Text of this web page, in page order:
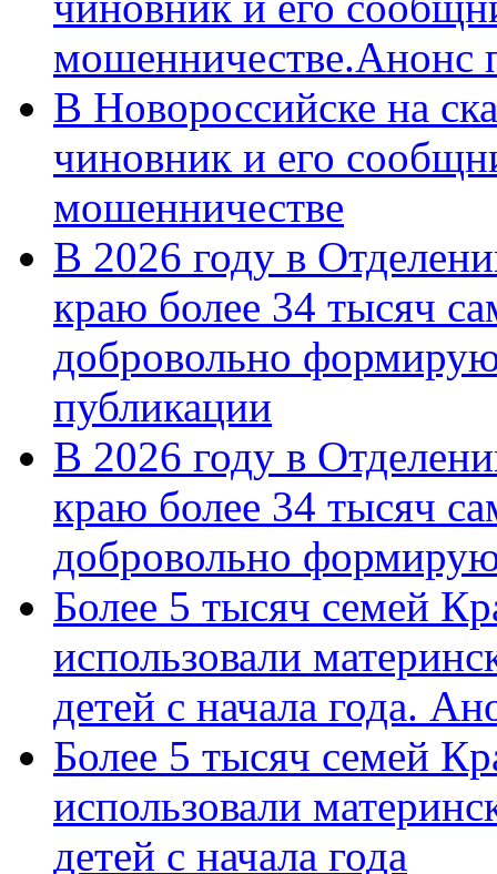
мошенничестве.Анонс
В Новороссийске на
чиновник и его
мошенничестве
В 2026 году в
краю более 34 тысяч
добровольно
публикации
В 2026 году в
краю более 34 тысяч
добровольно
Более 5 тысяч семей
использовали
детей с начала года.
Более 5 тысяч семей
использовали
детей с начала года